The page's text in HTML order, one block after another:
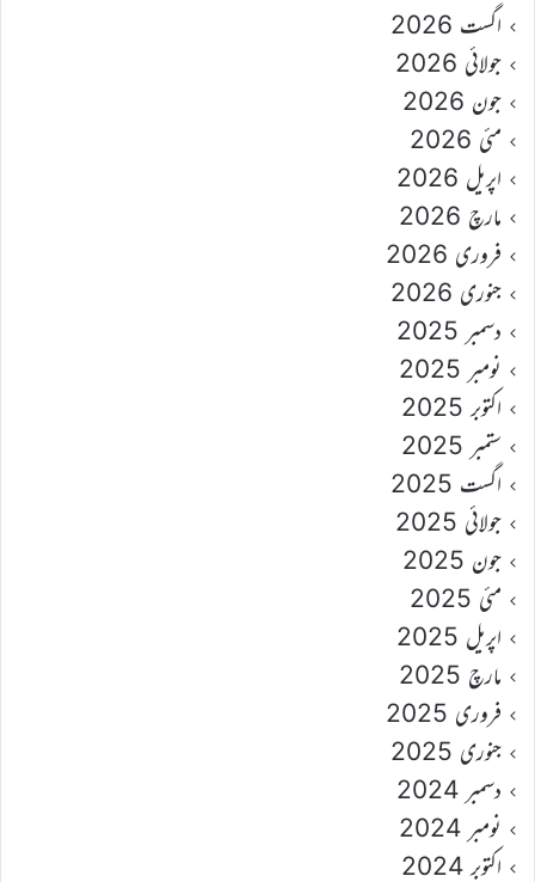
اگست 2026
جولائی 2026
جون 2026
مئی 2026
اپریل 2026
مارچ 2026
فروری 2026
جنوری 2026
دسمبر 2025
نومبر 2025
اکتوبر 2025
ستمبر 2025
اگست 2025
جولائی 2025
جون 2025
مئی 2025
اپریل 2025
مارچ 2025
فروری 2025
جنوری 2025
دسمبر 2024
نومبر 2024
اکتوبر 2024